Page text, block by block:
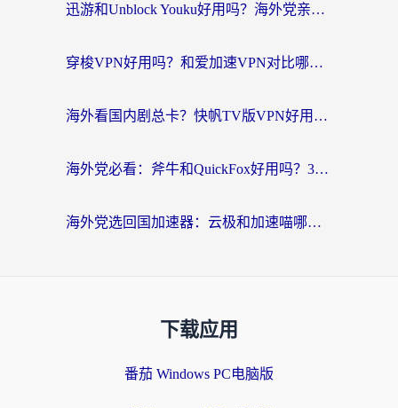
迅游和Unblock Youku好用吗？海外党亲测：3个维度教你选对回国加速器
穿梭VPN好用吗？和爱加速VPN对比哪个回国效果更好？海外党必看的实用指南
海外看国内剧总卡？快帆TV版VPN好用吗？和海牛VPN对比哪个回国效果更好？
海外党必看：斧牛和QuickFox好用吗？3步选对回国加速器，无缝刷国内剧玩游戏
海外党选回国加速器：云极和加速喵哪个好？附3款热门工具实测对比
下载应用
番茄 Windows PC电脑版